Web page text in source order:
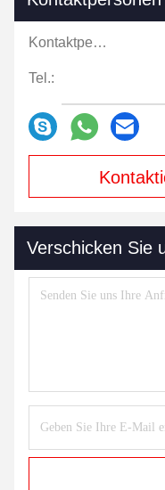
Kontaktpersonen:
Tel.:
Verschicken Sie